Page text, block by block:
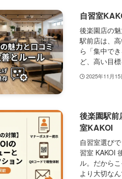
自習室
後楽園店の
駅前店は、
ら「集中で
ど、高い目
2025年11月15
後楽園駅前
室KAKOI
自習室選び
習室 KAKOI
ル。だから
より大切な